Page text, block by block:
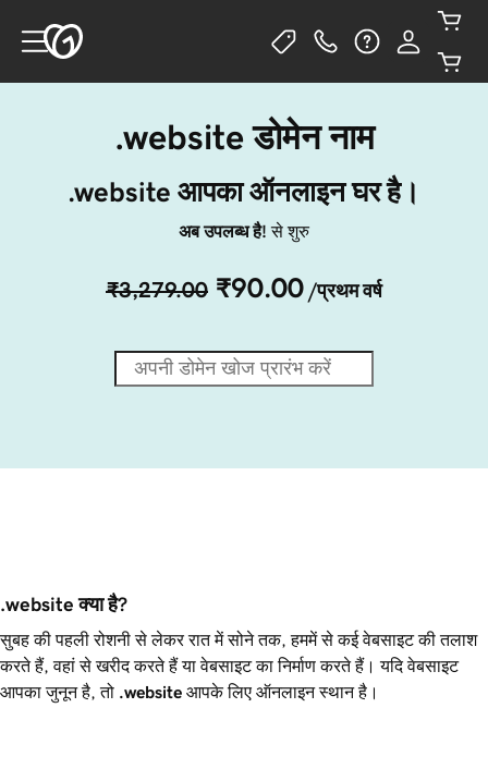
.website डोमेन नाम
.website आपका ऑनलाइन घर है।
अब उपलब्ध है!से शुरु
₹3,279.00 ₹90.00 /प्रथम वर्ष
.website क्या है?
सुबह की पहली रोशनी से लेकर रात में सोने तक, हममें से कई वेबसाइट की तलाश
करते हैं, वहां से खरीद करते हैं या वेबसाइट का निर्माण करते हैं। यदि वेबसाइट
आपका जुनून है, तो .website आपके लिए ऑनलाइन स्थान है।